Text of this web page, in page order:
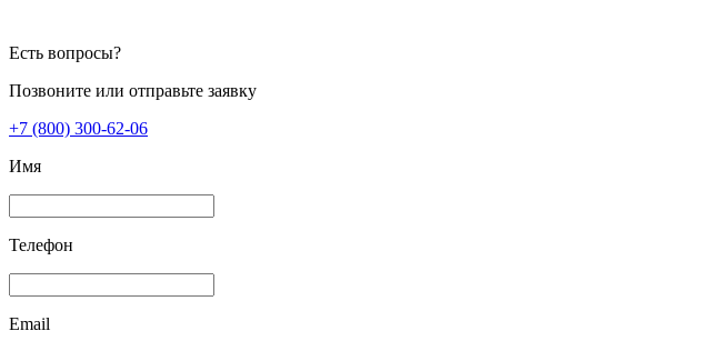
Есть вопросы?
Позвоните или отправьте заявку
+7 (800) 300-62-06
Имя
Телефон
Email